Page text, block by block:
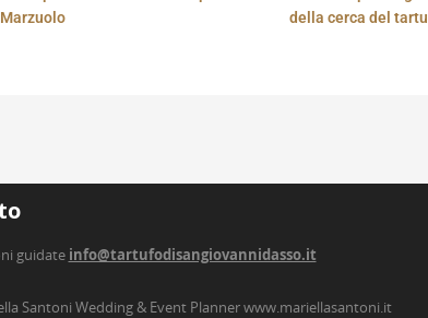
della cerca del
guidate info@tartufodisangiovannidasso.it
Santoni Wedding & Event Plannerwww.mariellasantoni.it